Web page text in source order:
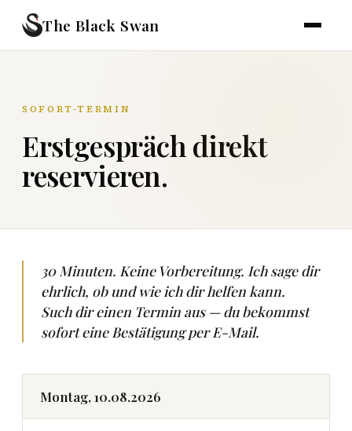
The Black Swan
SOFORT-TERMIN
Erstgespräch direkt
reservieren.
30 Minuten. Keine Vorbereitung. Ich sage dir
ehrlich, ob und wie ich dir helfen kann.
Such dir einen Termin aus — du bekommst
sofort eine Bestätigung per E-Mail.
Montag, 10.08.2026